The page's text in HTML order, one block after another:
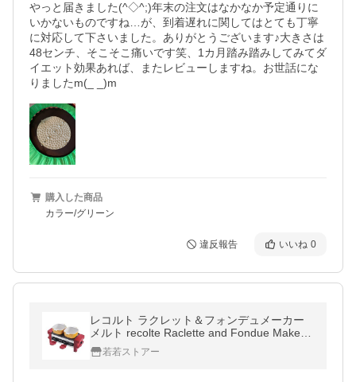
やっと届きました(^◇^;)年末の注文はなかなか予定通りに
いかないものですね…が、到着遅れに関してはとても丁寧
に対応して下さいました。ありがとうございます♪大きさは
48センチ、そこそこ痛いです笑、1カ月踏み踏みしてみてダ
イエット効果あれば、またレビューしますね。お世話にな
りましたm(_ _)m
購入した商品
カラー/グリーン
違反報告 いいね 0
レコルト ラクレット＆フォンデュメーカー
メルト recolte Raclette and Fondue Maker
Melt (02：レッド)
若若ストアー